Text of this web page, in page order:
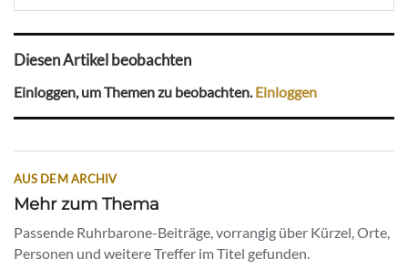
Diesen Artikel beobachten
Einloggen, um Themen zu beobachten.Einloggen
AUS DEM ARCHIV
Mehr zum Thema
Passende Ruhrbarone-Beiträge, vorrangig über Kürzel, Orte,
Personen und weitere Treffer im Titel gefunden.